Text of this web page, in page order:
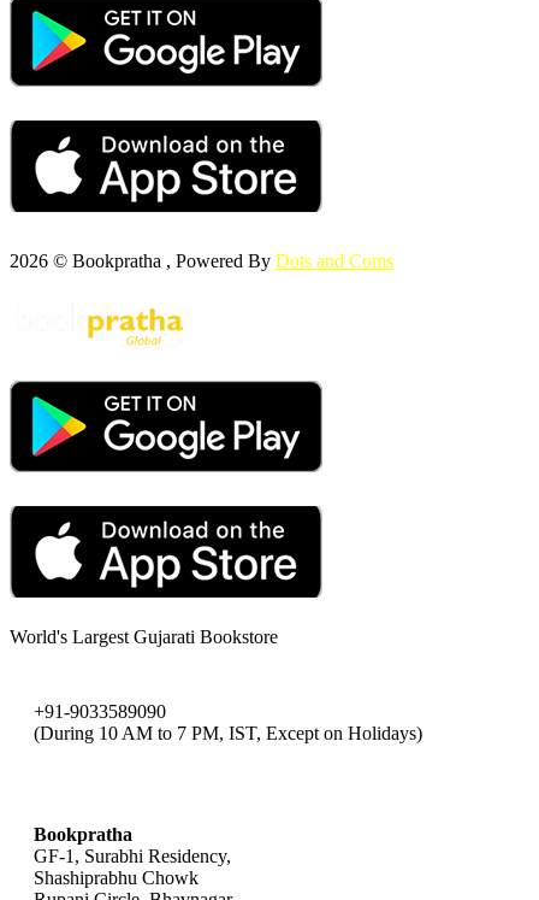
2026 © Bookpratha , Powered By Dots and Coms
World's Largest Gujarati Bookstore
+91-9033589090
(During 10 AM to 7 PM, IST, Except on Holidays)
Bookpratha
GF-1, Surabhi Residency,
Shashiprabhu Chowk